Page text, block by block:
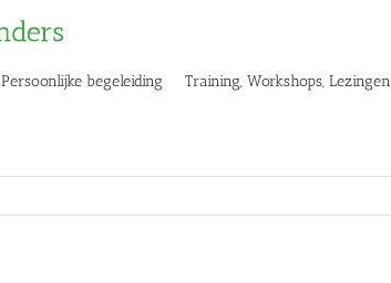
Persoonlijke begeleiding Training, Workshops, Lezingen